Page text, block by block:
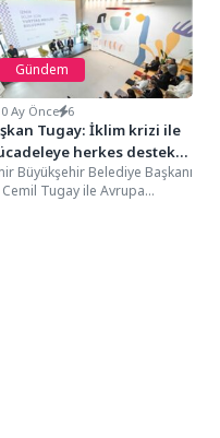
Gündem
Ay Önce 6
Tugay: İklim krizi ile
herkes destek
Büyükşehir Belediye Başkanı
Cemil Tugay ile Avrupa